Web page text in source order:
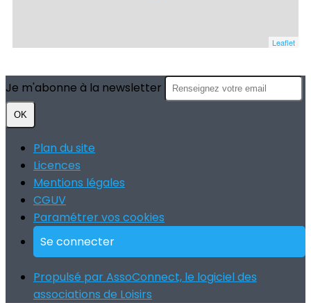
Leaflet
Je m'abonne à la newsletter
OK
Plan du site
Licences
Mentions légales
CGUV
Paramétrer vos cookies
Se connecter
Propulsé par AssoConnect, le logiciel des
associations de Loisirs